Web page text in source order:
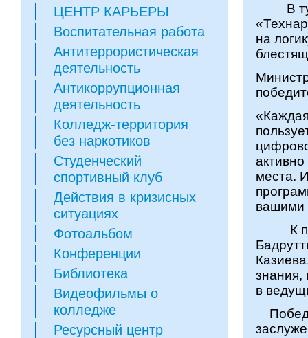
ЦЕНТР КАРЬЕРЫ
Воспитательная работа
Антитеррористическая
деятельность
Антикоррупционная
деятельность
Колледж-территория
без наркотиков
Студенческий
спортивный клуб
Действия в кризисных
ситуациях
Фотоальбом
Конференции
Библиотека
Видеофильмы о
колледже
Ресурсный центр
В
на
места.
вашими
К
знания,
в